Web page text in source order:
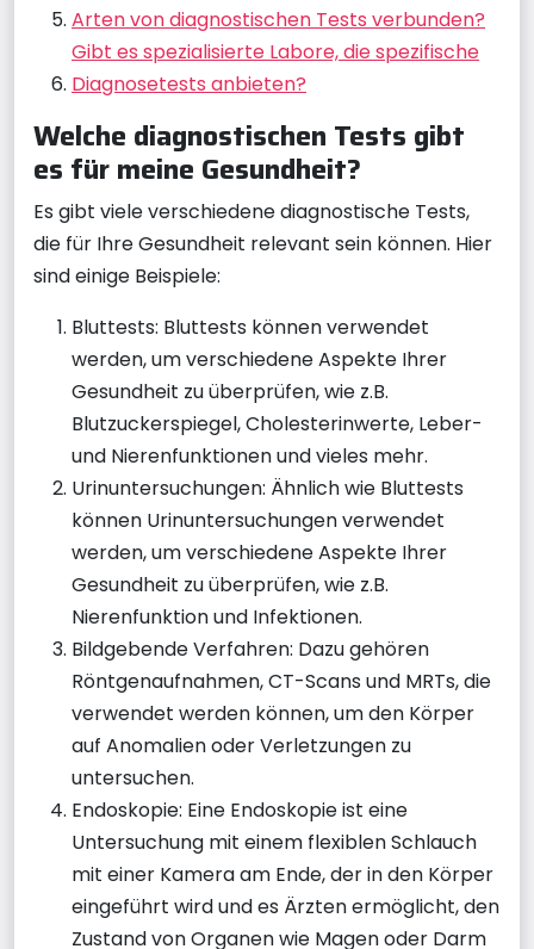
Arten von diagnostischen Tests verbunden?
Gibt es spezialisierte Labore, die spezifische
Diagnosetests anbieten?
Welche diagnostischen Tests gibt
es für meine Gesundheit?
Es gibt viele verschiedene diagnostische Tests,
die für Ihre Gesundheit relevant sein können. Hier
sind einige Beispiele:
Bluttests: Bluttests können verwendet
werden, um verschiedene Aspekte Ihrer
Gesundheit zu überprüfen, wie z.B.
Blutzuckerspiegel, Cholesterinwerte, Leber-
und Nierenfunktionen und vieles mehr.
Urinuntersuchungen: Ähnlich wie Bluttests
können Urinuntersuchungen verwendet
werden, um verschiedene Aspekte Ihrer
Gesundheit zu überprüfen, wie z.B.
Nierenfunktion und Infektionen.
Bildgebende Verfahren: Dazu gehören
Röntgenaufnahmen, CT-Scans und MRTs, die
verwendet werden können, um den Körper
auf Anomalien oder Verletzungen zu
untersuchen.
Endoskopie: Eine Endoskopie ist eine
Untersuchung mit einem flexiblen Schlauch
mit einer Kamera am Ende, der in den Körper
eingeführt wird und es Ärzten ermöglicht, den
Zustand von Organen wie Magen oder Darm